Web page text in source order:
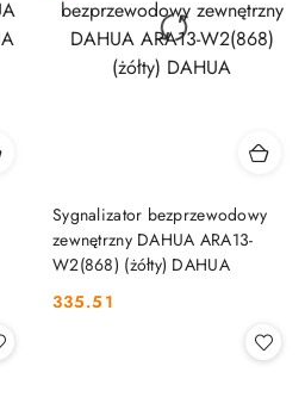
Sygnalizator bezprzewodowy
zewnętrzny DAHUA ARA13-
W2(868) (żółty) DAHUA
Cena:
335.51